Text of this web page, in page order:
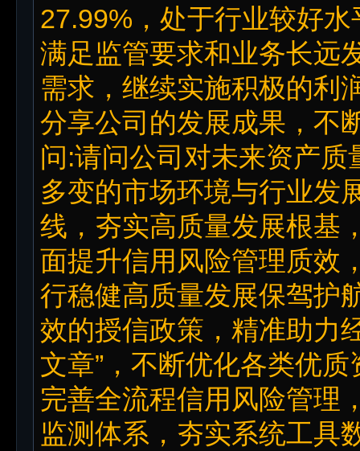
27.99%，处于行业较好
满足监管要求和业务长远
需求，继续实施积极的利
分享公司的发展成果，不
问:请问公司对未来资产
多变的市场环境与行业发
线，夯实高质量发展根基
面提升信用风险管理质效
行稳健高质量发展保驾护
效的授信政策，精准助力
文章”，不断优化各类优
完善全流程信用风险管理
监测体系，夯实系统工具